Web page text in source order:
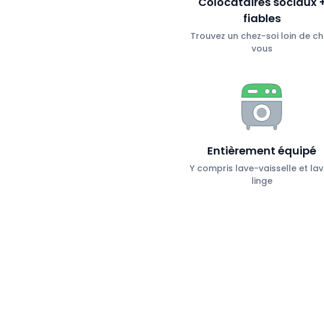
fiables
Trouvez un chez-soi loin de
vous
Entièrement équipé
Y compris lave-vaisselle et
linge